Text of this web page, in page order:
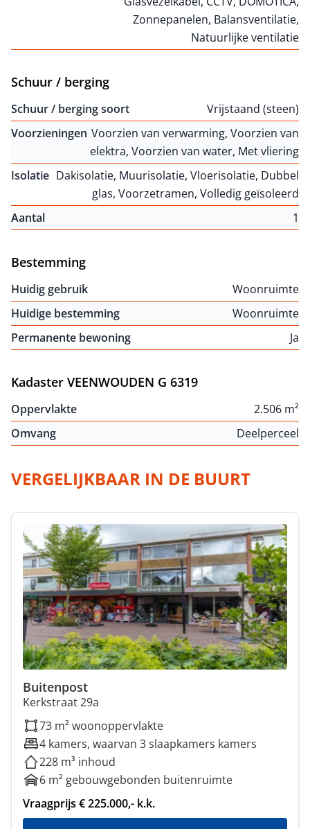
Zonnepanelen, Balansventilatie,
Natuurlijke ventilatie
Schuur / berging
Schuur / berging soort
Vrijstaand (steen)
Voorzieningen Voorzien van verwarming, Voorzien van
elektra, Voorzien van water, Met vliering
Isolatie Dakisolatie, Muurisolatie, Vloerisolatie, Dubbel
glas, Voorzetramen, Volledig geïsoleerd
Aantal
1
Bestemming
Huidig gebruik
Woonruimte
Huidige bestemming
Woonruimte
Permanente bewoning
Ja
Kadaster VEENWOUDEN G 6319
Oppervlakte
2.506 m²
Omvang
Deelperceel
VERGELIJKBAAR IN DE BUURT
Buitenpost
Kerkstraat 29a
73 m² woonoppervlakte
4 kamers, waarvan 3 slaapkamers kamers
228 m³ inhoud
6 m² gebouwgebonden buitenruimte
Vraagprijs € 225.000,- k.k.